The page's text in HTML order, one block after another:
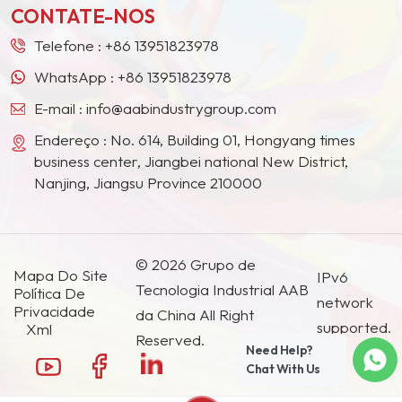
série SIC-WA é a sua
escolha ideal para
de alta qualidade e
ecologicamente
países e regiões.
CONTATE-NOS
Telefone : +86 13951823978
WhatsApp : +86 13951823978
E-mail : info@aabindustrygroup.com
Endereço : No. 614, Building 01, Hongyang times
business center, Jiangbei national New District,
Nanjing, Jiangsu Province 210000
Mapa Do Site
Política De
Privacidade
Xml
© 2026 Grupo de
Tecnologia Industrial AAB
da China All Right
Reserved.
IPv6
network
supported.
Need Help?
Chat With Us